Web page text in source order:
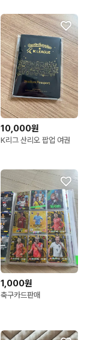
10,000원
K리그 산리오 팝업 여권
1,000원
축구카드판매